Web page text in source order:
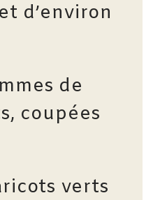
d’environ
de
coupées
verts